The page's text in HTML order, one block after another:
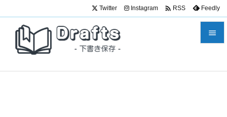

Twitter Instagram  RSS Feedly